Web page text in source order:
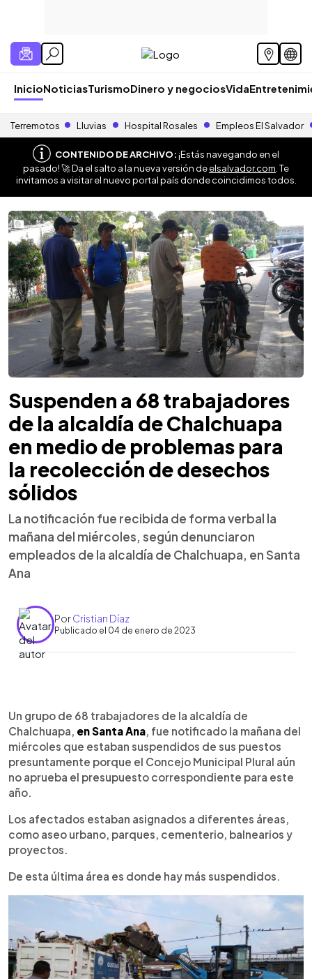
InicioNoticiasTurismoDinero y negociosVida
Terremotos Lluvias Hospital Rosales Empleos El Salvador
CONTENIDO DE ARCHIVO:¡Estás navegando en el
pasado! 🚀 Da el salto a la nueva versión deelsalvador.com . Te
invitamos a visitar el nuevo portal país donde coincidimos todos.
Suspenden a 68 trabajadores
de la alcaldía de Chalchuapa
en medio de problemas para
la recolección de desechos
sólidos
La notificación fue recibida de forma verbal la
mañana del miércoles, según denunciaron
empleados de la alcaldía de Chalchuapa, en Santa
Ana
PorCristian Díaz
Publicado el 04 de enero de 2023
Escuchar artículo
Un grupo de 68 trabajadores de la alcaldía de
Chalchuapa, en Santa Ana , fue notificado la mañana del
miércoles que estaban suspendidos de sus puestos
presuntamente porque el Concejo Municipal Plural aún
no aprueba el presupuesto correspondiente para este
año.
Los afectados estaban asignados a diferentes áreas,
como aseo urbano, parques, cementerio, balnearios y
proyectos.
De esta última área es donde hay más suspendidos.